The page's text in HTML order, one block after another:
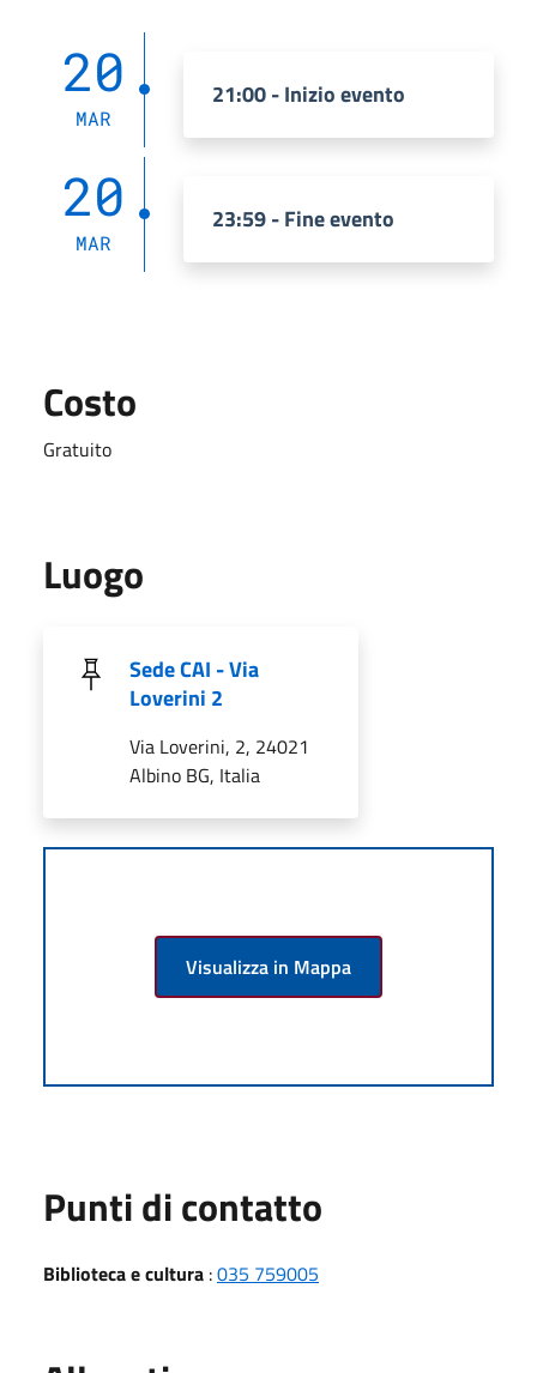
20
MAR
21:00 - Inizio evento
20
MAR
23:59 - Fine evento
Costo
Gratuito
Luogo
Sede CAI - Via
Loverini 2
Via Loverini, 2, 24021
Albino BG, Italia
Visualizza in Mappa
Punti di contatto
Biblioteca e cultura :035 759005